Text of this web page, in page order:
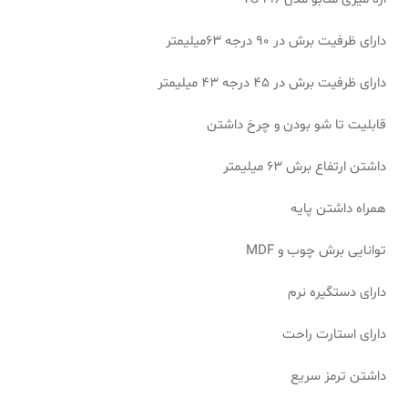
دارای ظرفیت برش در 90 درجه 63میلیمتر
دارای ظرفیت برش در 45 درجه 43 میلیمتر
قابلیت تا شو بودن و چرخ داشتن
داشتن ارتفاع برش 63 میلیمتر
همراه داشتن پایه
توانایی برش چوب و MDF
دارای دستگیره نرم
دارای استارت راحت
داشتن ترمز سریع